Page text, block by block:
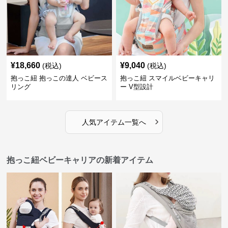
¥18,660 (税込)
抱っこ紐 抱っこの達人 ベビース
リング
¥9,040 (税込)
抱っこ紐 スマイルベビーキャリ
ー V型設計
人気アイテム一覧へ ›
抱っこ紐ベビーキャリアの新着アイテム